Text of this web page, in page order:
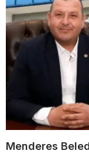
Menderes